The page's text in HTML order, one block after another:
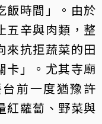
飯時間」。由於
五辛與肉類，整
來抗拒蔬菜的田
卡」。尤其寺廟
前一度猶豫許
紅蘿蔔、野菜與